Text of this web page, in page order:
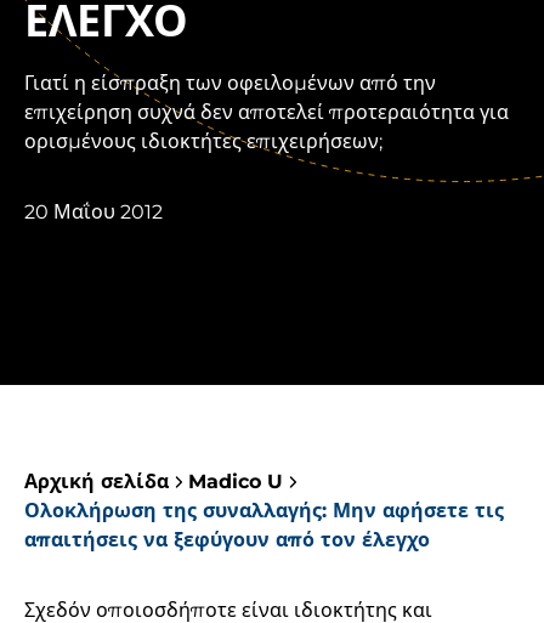
ΈΛΕΓΧΟ
Γιατί η είσπραξη των οφειλομένων από την
επιχείρηση συχνά δεν αποτελεί προτεραιότητα για
ορισμένους ιδιοκτήτες επιχειρήσεων;
20 Μαΐου 2012
Αρχική σελίδα
Madico U
Ολοκλήρωση της συναλλαγής: Μην αφήσετε τις
απαιτήσεις να ξεφύγουν από τον έλεγχο
Σχεδόν οποιοσδήποτε είναι ιδιοκτήτης και